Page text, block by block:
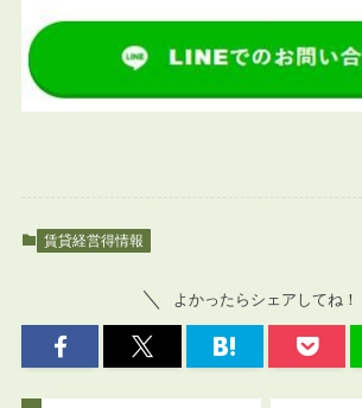
賃貸経営得情報
よかったらシェアしてね！